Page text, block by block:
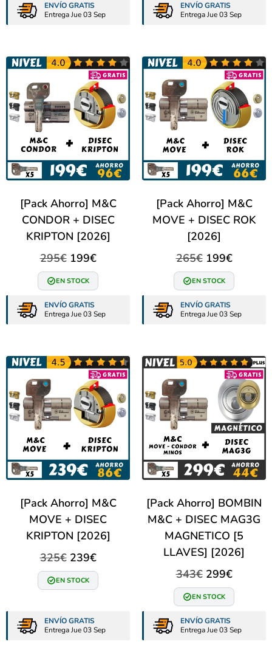
ENVÍO GRATIS
Entrega Jue 03 Sep
ENVÍO GRATIS
Entrega Jue 03 Sep
[Pack Ahorro] M&C
CONDOR + DISEC
KRIPTON [2026]
295€ 199€
EN STOCK
ENVÍO GRATIS
Entrega Jue 03 Sep
[Pack Ahorro] M&C
MOVE + DISEC ROK
[2026]
265€ 199€
EN STOCK
ENVÍO GRATIS
Entrega Jue 03 Sep
[Pack Ahorro] M&C
MOVE + DISEC
KRIPTON [2026]
325€ 239€
EN STOCK
ENVÍO GRATIS
Entrega Jue 03 Sep
[Pack Ahorro] BOMBIN
M&C + DISEC MAG3G
MAGNETICO [5
LLAVES] [2026]
343€ 299€
EN STOCK
ENVÍO GRATIS
Entrega Jue 03 Sep